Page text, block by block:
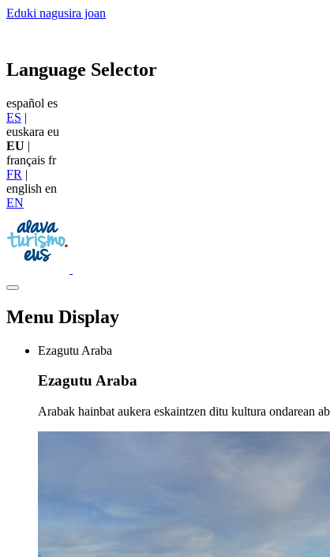
Eduki nagusira joan
Language Selector
español es
ES |
euskara eu
EU |
français fr
FR |
english en
EN
Menu Display
Ezagutu Araba
Ezagutu Araba
Arabak hainbat aukera eskaintzen ditu kultura ondarean